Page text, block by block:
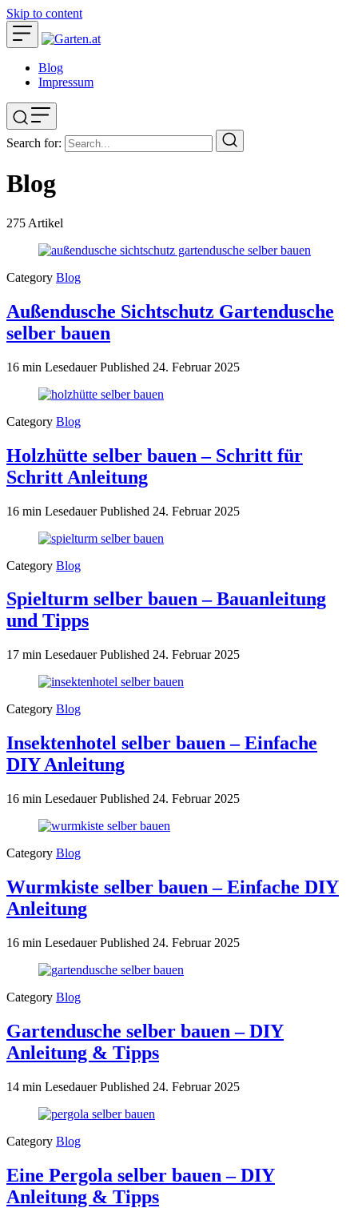
Skip to content
Blog
Impressum
Search for:
Blog
275 Artikel
Category Blog
Außendusche Sichtschutz Gartendusche
selber bauen
16 min LesedauerPublished 24. Februar 2025
Category Blog
Holzhütte selber bauen – Schritt für
Schritt Anleitung
16 min LesedauerPublished 24. Februar 2025
Category Blog
Spielturm selber bauen – Bauanleitung
und Tipps
17 min LesedauerPublished 24. Februar 2025
Category Blog
Insektenhotel selber bauen – Einfache
DIY Anleitung
16 min LesedauerPublished 24. Februar 2025
Category Blog
Wurmkiste selber bauen – Einfache DIY
Anleitung
16 min LesedauerPublished 24. Februar 2025
Category Blog
Gartendusche selber bauen – DIY
Anleitung & Tipps
14 min LesedauerPublished 24. Februar 2025
Category Blog
Eine Pergola selber bauen – DIY
Anleitung & Tipps